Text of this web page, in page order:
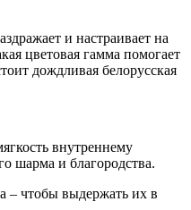
и настраивает на
цветовая гамма помогает
дождливая белорусская
внутреннему
шарма и благородства.
– чтобы выдержать их в